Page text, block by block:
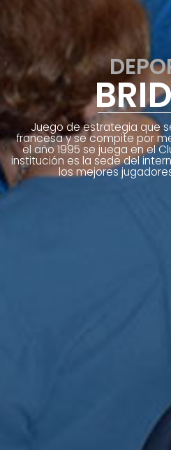
Juego de estrategia que
francesa y se compite por
el año 1995 se juega en el
institución es la sede del
los mejores